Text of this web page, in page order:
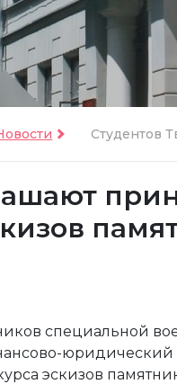
Студентов
специальной
юридический
эскизов